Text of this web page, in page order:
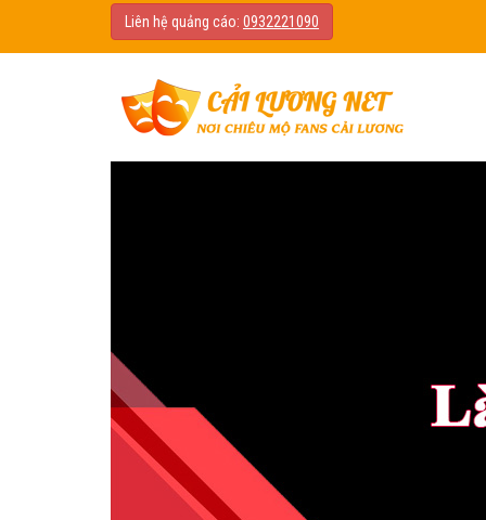
Liên hệ quảng cáo: 0932221090